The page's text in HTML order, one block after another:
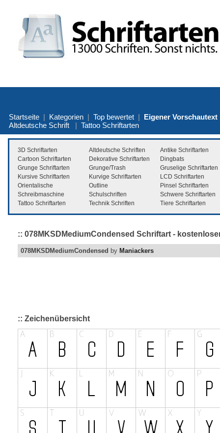
Startseite | Kategorien | Top bewertet | Eigener Vorschautext
Altdeutsche Schrift | Tattoo Schriftarten
3D Schriftarten Altdeutsche Schriften
Antike Schriftarten
Cartoon Schriftarten
Dekorative Schriftarten
Dingbats
Grunge Schriftarten
Grunge/Trash
Gruselige Schriftarten
Kursive Schriftarten
Kurvige Schriftarten
LCD Schriftarten
Orientalische
Outline
Pinsel Schriftarten
Schreibmaschine
Schulschriften
Schwere Schriftarten
Tattoo Schriftarten
Technik Schriften Tiere Schriftarten
:: 078MKSDMediumCondensed Schriftart -
078MKSDMediumCondensed by Maniackers
:: Zeichenübersicht